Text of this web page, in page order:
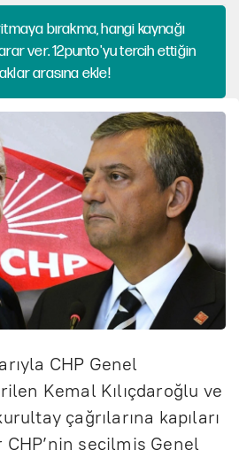
bırakma, hangi kaynağı
ver. 12punto'yu tercih ettiğin
arasına ekle!
CHP Genel
Kemal Kılıçdaroğlu ve
çağrılarına kapıları
CHP’nin seçilmiş Genel